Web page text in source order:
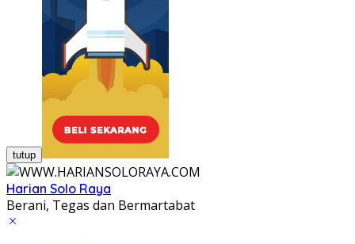
tutup
Harian Solo Raya
Berani, Tegas dan Bermartabat